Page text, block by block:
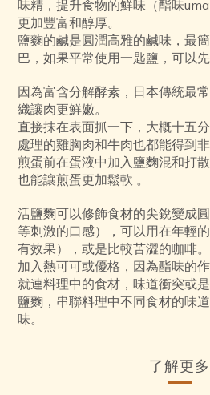
味精，提升食物的鮮味（酯味
更加豐富和醇厚。
鹽麴的鹹是圓潤高雅的鹹味，最
巴，如果平常使用一匙鹽，可以
因為富含分解酵素，日本傳統最
織讓肉更鮮嫩。
直接抹在表面抓一下，大概十五
處理的雞胸肉和牛肉也都能得到非
煎蛋前在蛋液中加入鹽麴混和打
也能讓煎蛋更加鬆軟 。
活鹽麴可以修飾食材的尖銳變成
等刺激的口感），可以用在年輕
有效果），或是比較苦澀的咖啡。
加入熱可可或優格，因為酯味的
就連料理中的食材，味道衝突或
鹽麴，串聯料理中不同食材的味
味。
了解更多